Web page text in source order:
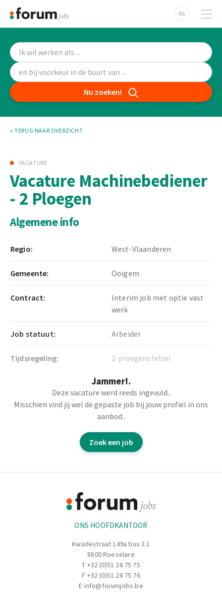
NL
Nu zoeken!
« TERUG NAAR OVERZICHT
VACATURE
Vacature Machinebediener
- 2 Ploegen
Algemene info
Regio: West-Vlaanderen
Gemeente: Ooigem
Contract:
Interim job met optie vast
werk
Job statuut: Arbeider
Tijdsregeling: 2-ploegenstelsel
Functie omschrijving
Ben jij een doener met zin voor kwalititeit?
Heb jij ervaring? Of interesse om ervaring op te doen?
Jammer!.
Deze vacature werd reeds ingevuld..
Misschien vind jij wel de gepaste job bij jouw profiel in ons
aanbod..
Zoek een job
ONS HOOFDKANTOOR
Kwadestraat 149a bus 3.1
8800 Roeselare
T +32 (0)51 26 75 75
F +32 (0)51 26 75 76
E info@forumjobs.be